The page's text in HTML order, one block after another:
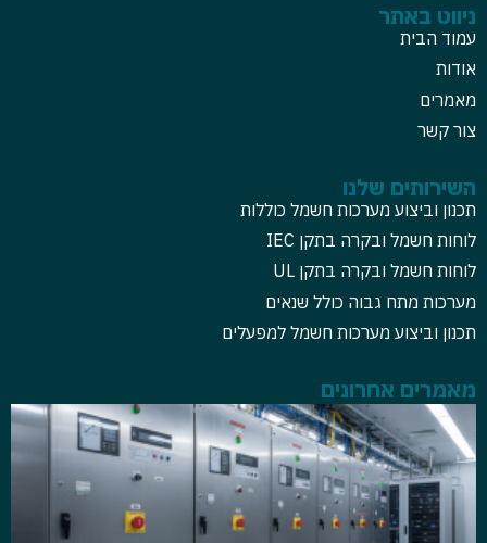
ניווט באתר
עמוד הבית
אודות
מאמרים
צור קשר
השירותים שלנו
תכנון וביצוע מערכות חשמל כוללות
לוחות חשמל ובקרה בתקן IEC
לוחות חשמל ובקרה בתקן UL
מערכות מתח גבוה כולל שנאים
תכנון וביצוע מערכות חשמל למפעלים
מאמרים אחרונים